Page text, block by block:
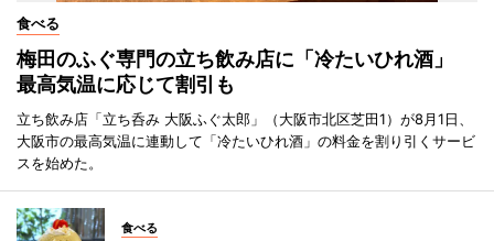
食べる
梅田のふぐ専門の立ち飲み店に「冷たいひれ酒」
最高気温に応じて割引も
立ち飲み店「立ち呑み 大阪ふぐ太郎」（大阪市北区芝田1）が8月1日、
大阪市の最高気温に連動して「冷たいひれ酒」の料金を割り引くサービ
スを始めた。
食べる